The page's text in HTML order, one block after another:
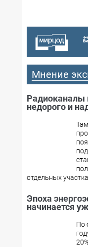
Мнение
Радиоканалы
недорого и
отдельных
Эпоха
начинается
По